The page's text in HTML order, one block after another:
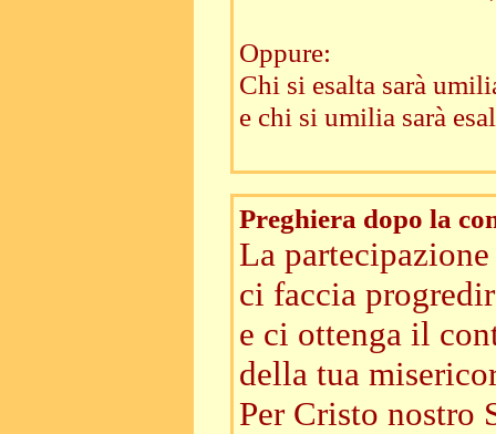
Oppure:
Chi si esalta sarà
e chi si umilia sarà
Preghiera dopo la
La
ci faccia
e ci ottenga il
della tua
Per Cristo nostro